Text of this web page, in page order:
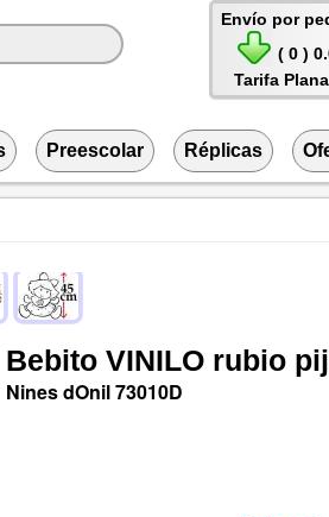
Envío por
( 0 )
Tarifa
Preescolar Réplicas
Bebito VINILO rubio
Nines dOnil73010D